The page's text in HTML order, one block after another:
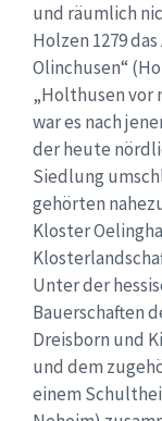
und räumlich
Holzen 1279
Olinchusen“
„Holthusen vor
war es nach
der heute
Siedlung
gehörten
Kloster
Unter der
Bauerschaften
Dreisborn und
und dem
einem